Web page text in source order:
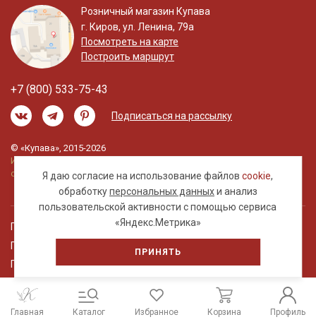
Я даю согласие на использование файловcookie,
обработкуперсональных данныхи анализ
пользовательской активности с помощью сервиса
«Яндекс.Метрика»
ПРИНЯТЬ
Розничный магазин Купава
г. Киров, ул. Ленина, 79а
Посмотреть на карте
Построить маршрут
+7 (800) 533-75-43
Подписаться на рассылку
© «Купава», 2015-2026
Информация на сайте не является публичной
офертой.
Правовая информация
Политика обработки персональных данных
Пользовательское соглашение
Главная Каталог Избранное Корзина Профиль